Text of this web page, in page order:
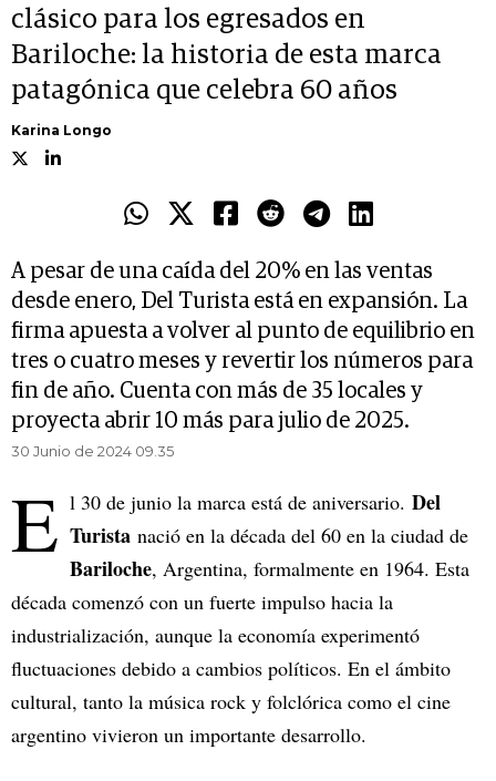
clásico para los egresados en
Bariloche: la historia de esta marca
patagónica que celebra 60 años
Karina Longo
A pesar de una caída del 20% en las ventas
desde enero, Del Turista está en expansión. La
firma apuesta a volver al punto de equilibrio en
tres o cuatro meses y revertir los números para
fin de año. Cuenta con más de 35 locales y
proyecta abrir 10 más para julio de 2025.
30 Junio de 2024 09.35
E l 30 de junio la marca está de aniversario. Del
Turista nació en la década del 60 en la ciudad de
Bariloche, Argentina, formalmente en 1964. Esta
década comenzó con un fuerte impulso hacia la
industrialización, aunque la economía experimentó
fluctuaciones debido a cambios políticos. En el ámbito
cultural, tanto la música rock y folclórica como el cine
argentino vivieron un importante desarrollo.